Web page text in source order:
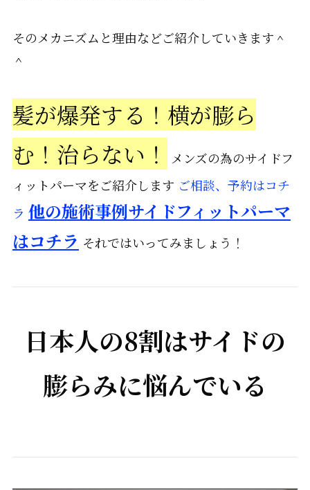
そのメカニズムと理由などご紹介していきます＾
＾
髪が爆発する！横が膨ら
む！治らない！
メンズの為のサイドフ
ィットパーマをご紹介します ご相談、予約はコチ
ラ 他の施術事例サイドフィットパーマ
はコチラ それではいってみましょう！
日本人の8割はサイドの
膨らみに悩んでいる